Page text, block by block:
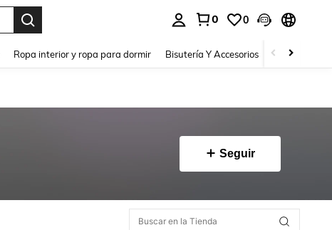
0 0
Ropa interior y ropa para dormir Bisutería Y Accesorios Zapatos
Seguir